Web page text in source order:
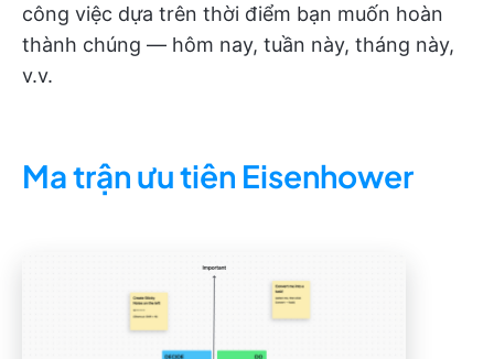
công việc dựa trên thời điểm bạn muốn hoàn
thành chúng — hôm nay, tuần này, tháng này,
v.v.
Ma trận ưu tiên Eisenhower